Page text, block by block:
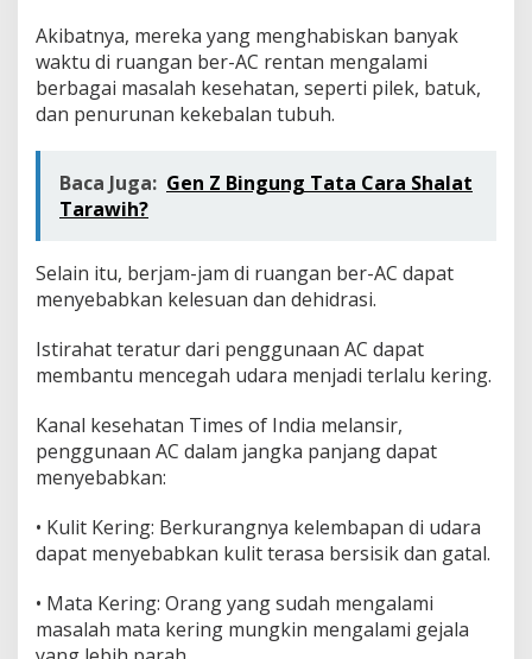
M
s
a
l
K
h
a
t
n
Akibatnya, mereka yang menghabiskan banyak
waktu di ruangan ber-AC rentan mengalami
berbagai masalah kesehatan, seperti pilek, batuk,
dan penurunan kekebalan tubuh.
Baca Juga: Gen Z Bingung Tata Cara Shalat
Tarawih?
Selain itu, berjam-jam di ruangan ber-AC dapat
menyebabkan kelesuan dan dehidrasi.
Istirahat teratur dari penggunaan AC dapat
membantu mencegah udara menjadi terlalu kering.
Kanal kesehatan Times of India melansir,
penggunaan AC dalam jangka panjang dapat
menyebabkan:
• Kulit Kering: Berkurangnya kelembapan di udara
dapat menyebabkan kulit terasa bersisik dan gatal.
• Mata Kering: Orang yang sudah mengalami
masalah mata kering mungkin mengalami gejala